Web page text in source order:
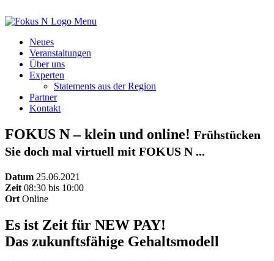
Menu
Neues
Veranstaltungen
Über uns
Experten
Statements aus der Region
Partner
Kontakt
FOKUS N – klein und online! Frühstücken
Sie doch mal virtuell mit FOKUS N ...
Datum 25.06.2021
Zeit 08:30 bis 10:00
Ort Online
Es ist Zeit für NEW PAY!
Das zukunftsfähige Gehaltsmodell